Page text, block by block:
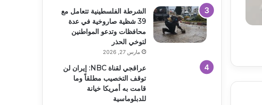
الشرطة الفلسطينية تتعامل مع
39 شظية صاروخية في عدة
محافظات وتدعو المواطنين
لتوخي الحذر
مارس 27, 2026
عراقجي لقناة NBC: إيران لن
توقف التخصيب مطلقاً وما
قامت به أمريكا خيانة
للدبلوماسية